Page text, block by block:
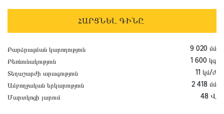
ՀԱՐՑՆԵԼ ԳԻՆԸ
Բարձրացման կարողություն 9 020 մմ
Բեռնունակություն 1 600 կգ
Տեղաշարժի արագություն 11 կմ/ժ
Ամբողջական երկարություն 2 418 մմ
Մարտկոցի լարում 48 Վ